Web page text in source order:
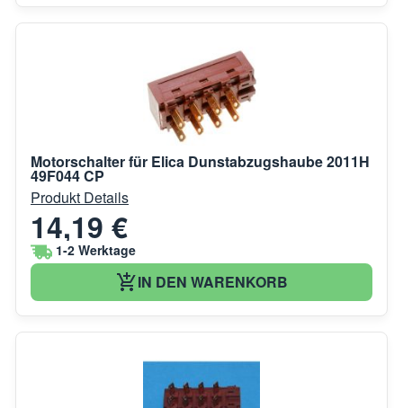
Motorschalter für Elica Dunstabzugshaube 2011H
49F044 CP
Produkt Details
14,19 €
1-2 Werktage
IN DEN WARENKORB